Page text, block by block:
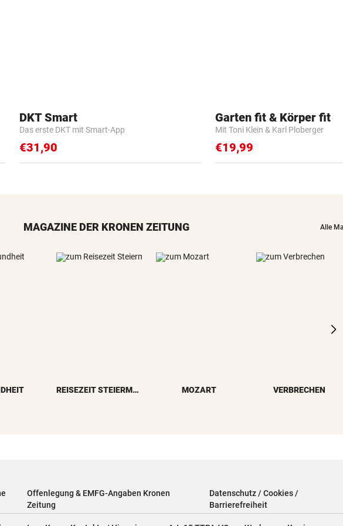
DKT Smart
Das erste DKT mit Smart-App
€31,90
Garten fit & Körper fit
Mit Toni Klein & Karl Ploberger
€19,99
MAGAZINE DER KRONEN ZEITUNG Alle
REISEZEIT STEIERMARK MOZART VERBRECHEN
Offenlegung & EMFG-Angaben Kronen
Zeitung
Datenschutz / Cookies /
Barrierefreiheit